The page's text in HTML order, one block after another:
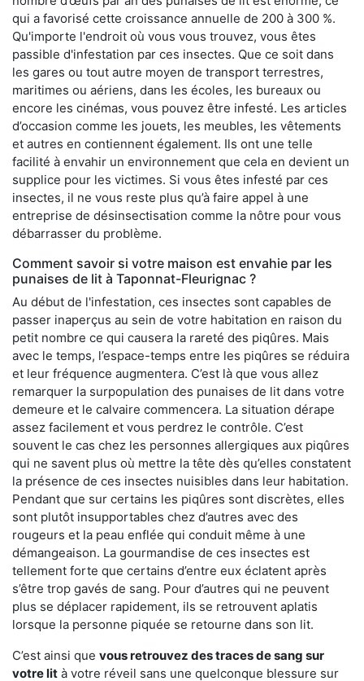
qui a favorisé cette croissance annuelle de 200 à 300 %.
Qu'importe l'endroit où vous vous trouvez, vous êtes
passible d'infestation par ces insectes. Que ce soit dans
les gares ou tout autre moyen de transport terrestres,
maritimes ou aériens, dans les écoles, les bureaux ou
encore les cinémas, vous pouvez être infesté. Les articles
d’occasion comme les jouets, les meubles, les vêtements
et autres en contiennent également. Ils ont une telle
facilité à envahir un environnement que cela en devient un
supplice pour les victimes. Si vous êtes infesté par ces
insectes, il ne vous reste plus qu’à faire appel à une
entreprise de désinsectisation comme la nôtre pour vous
débarrasser du problème.
Comment savoir si votre maison est envahie par les
punaises de lit à Taponnat-Fleurignac ?
Au début de l'infestation, ces insectes sont capables de
passer inaperçus au sein de votre habitation en raison du
petit nombre ce qui causera la rareté des piqûres. Mais
avec le temps, l’espace-temps entre les piqûres se réduira
et leur fréquence augmentera. C’est là que vous allez
remarquer la surpopulation des punaises de lit dans votre
demeure et le calvaire commencera. La situation dérape
assez facilement et vous perdrez le contrôle. C’est
souvent le cas chez les personnes allergiques aux piqûres
qui ne savent plus où mettre la tête dès qu’elles constatent
la présence de ces insectes nuisibles dans leur habitation.
Pendant que sur certains les piqûres sont discrètes, elles
sont plutôt insupportables chez d’autres avec des
rougeurs et la peau enflée qui conduit même à une
démangeaison. La gourmandise de ces insectes est
tellement forte que certains d’entre eux éclatent après
s’être trop gavés de sang. Pour d’autres qui ne peuvent
plus se déplacer rapidement, ils se retrouvent aplatis
lorsque la personne piquée se retourne dans son lit.
C’est ainsi que vous retrouvez des traces de sang sur
votre lit à votre réveil sans une quelconque blessure sur